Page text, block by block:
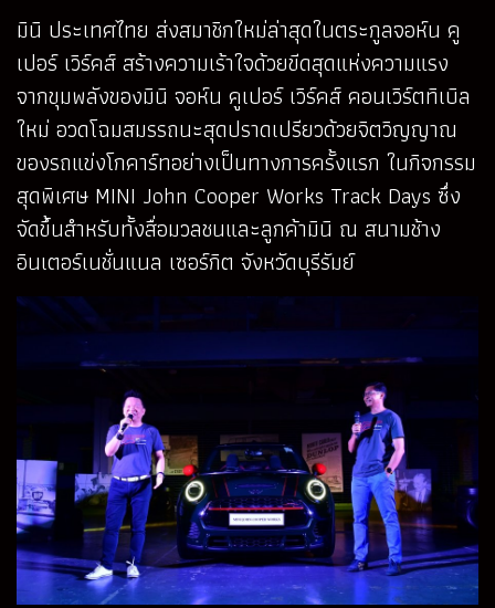
มินิ ประเทศไทย ส่งสมาชิกใหม่ล่าสุดในตระกูลจอห์น คู
เปอร์ เวิร์คส์ สร้างความเร้าใจด้วยขีดสุดแห่งความแรง
จากขุมพลังของมินิ จอห์น คูเปอร์ เวิร์คส์ คอนเวิร์ตทิเบิล
ใหม่ อวดโฉมสมรรถนะสุดปราดเปรียวด้วยจิตวิญญาณ
ของรถแข่งโกคาร์ทอย่างเป็นทางการครั้งแรก ในกิจกรรม
สุดพิเศษ MINI John Cooper Works Track Days ซึ่ง
จัดขึ้นสำหรับทั้งสื่อมวลชนและลูกค้ามินิ ณ สนามช้าง
อินเตอร์เนชั่นแนล เซอร์กิต จังหวัดบุรีรัมย์